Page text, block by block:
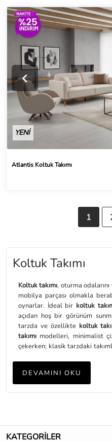
Koltuk Takımı
Koltuk takımı, oturma
mobilya parçası olmakla
oynarlar. İdeal bir koltuk
açıdan hoş bir görünüm
tarzda ve özellikte koltuk
takımı modelleri, minimalist
çekerken; klasik tarzdaki
sayesinde farklı
esneklik sağlar.
amacı, malzeme ve kumaş
oturma odası için geniş ve
DEVAMINI OKU
1
YENİ
Atlantis Koltuk Takımı
KATEGORİLER